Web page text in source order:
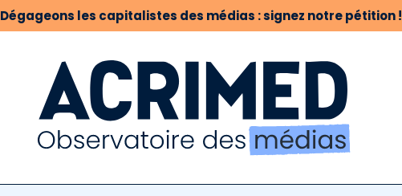
Dégageons les capitalistes des médias : signez notre pétition !